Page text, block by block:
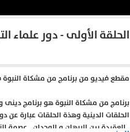
الحلقة الأولى - دور علماء
مقطع فيديو من برنامج من مشكاة
برنامج من مشكاة النبوة هو برنامج
الحلقات الدينية وهذة الحلقات عبارة عن
, العقيدة بين البرهان و الوجدان , عصمة